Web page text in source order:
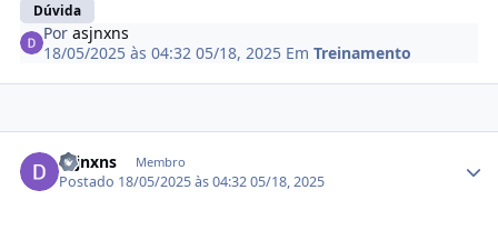
Dúvida
Porasjnxns
18/05/2025 às 04:3205/18, 2025 EmTreinamento
asjnxns Membro
Postado 18/05/2025 às 04:3205/18, 2025